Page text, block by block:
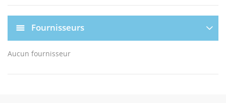
Fournisseurs
Aucun fournisseur